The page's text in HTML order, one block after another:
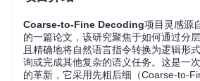
Coarse-to-Fine Decoding项目灵感源
的一篇论文，该研究聚焦于如何通过分
且精确地将自然语言指令转换为逻辑形
询或完成其他复杂的语义任务。这是一
的革新，它采用先粗后细（Coarse-to-